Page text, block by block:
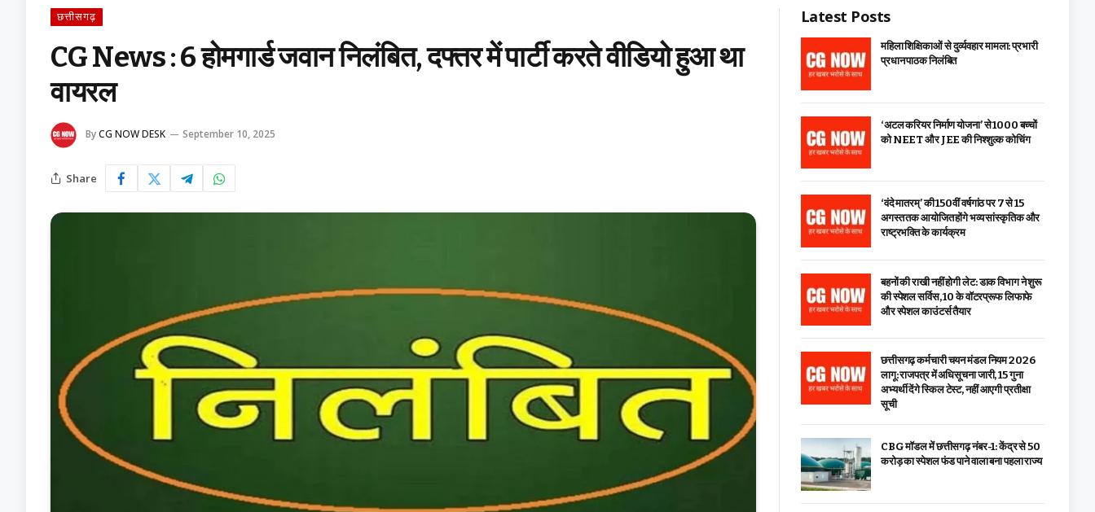
छत्तीसगढ़
CG News : 6 होमगार्ड जवान निलंबित, दफ्तर में पार्टी करते वीडियो हुआ था
वायरल
ByCG NOW DESK September 10, 2025
Share
Latest Posts
महिला शिक्षिकाओं से दुर्व्यवहार मामला: प्रभारी
प्रधान पाठक निलंबित
‘अटल करियर निर्माण योजना’ से 1000 बच्चों
को NEET और JEE की निश्शुल्क कोचिंग
‘वंदे मातरम्’ की 150वीं वर्षगांठ पर 7 से 15
अगस्त तक आयोजित होंगे भव्य सांस्कृतिक और
राष्ट्रभक्ति के कार्यक्रम
बहनों की राखी नहीं होगी लेट: डाक विभाग ने शुरू
की स्पेशल सर्विस, ₹10 के वॉटरप्रूफ लिफाफे
और स्पेशल काउंटर्स तैयार
छत्तीसगढ़ कर्मचारी चयन मंडल नियम 2026
लागू: राजपत्र में अधिसूचना जारी, 15 गुना
अभ्यर्थी देंगे स्किल टेस्ट, नहीं आएगी प्रतीक्षा
सूची
CBG मॉडल में छत्तीसगढ़ नंबर-1: केंद्र से ₹50
करोड़ का स्पेशल फंड पाने वाला बना पहला राज्य